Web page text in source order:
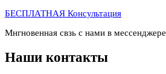
БЕСПЛАТНАЯ Консультация
Мнгновенная свзь с нами в мессенджере
Наши контакты